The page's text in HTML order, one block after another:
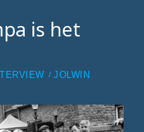
is het
JOLWIN